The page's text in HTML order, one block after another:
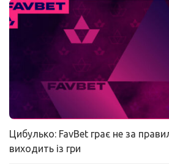
Цибулько: FavBet грає не за
виходить із гри